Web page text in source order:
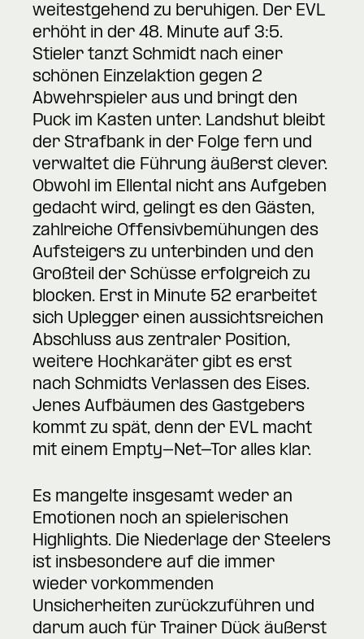
weitestgehend zu beruhigen. Der EVL
erhöht in der 48. Minute auf 3:5.
Stieler tanzt Schmidt nach einer
schönen Einzelaktion gegen 2
Abwehrspieler aus und bringt den
Puck im Kasten unter. Landshut bleibt
der Strafbank in der Folge fern und
verwaltet die Führung äußerst clever.
Obwohl im Ellental nicht ans Aufgeben
gedacht wird, gelingt es den Gästen,
zahlreiche Offensivbemühungen des
Aufsteigers zu unterbinden und den
Großteil der Schüsse erfolgreich zu
blocken. Erst in Minute 52 erarbeitet
sich Uplegger einen aussichtsreichen
Abschluss aus zentraler Position,
weitere Hochkaräter gibt es erst
nach Schmidts Verlassen des Eises.
Jenes Aufbäumen des Gastgebers
kommt zu spät, denn der EVL macht
mit einem Empty-Net-Tor alles klar.
Es mangelte insgesamt weder an
Emotionen noch an spielerischen
Highlights. Die Niederlage der Steelers
ist insbesondere auf die immer
wieder vorkommenden
Unsicherheiten zurückzuführen und
darum auch für Trainer Dück äußerst